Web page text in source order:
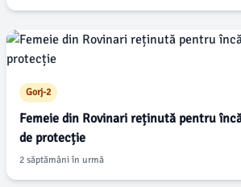
Gorj-2
Femeie din Rovinari reținută pentru
de protecție
2 săptămâni în urmă